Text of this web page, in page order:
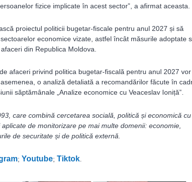
fizice implicate în acest sector”, a afirmat aceasta.
proiectul politicii bugetar-fiscale pentru anul 2027 și să
economice vizate, astfel încât măsurile adoptate
din Republica Moldova.
afaceri privind politica bugetar-fiscală pentru anul 2027
o analiză detaliată a recomandărilor făcute în
săptămânale „Analize economice cu Veaceslav Ioniță”.
care combină cercetarea socială, politică și economică cu
de monitorizare pe mai multe domenii: economie,
de securitate și de politică externă.
; Youtube; Tiktok